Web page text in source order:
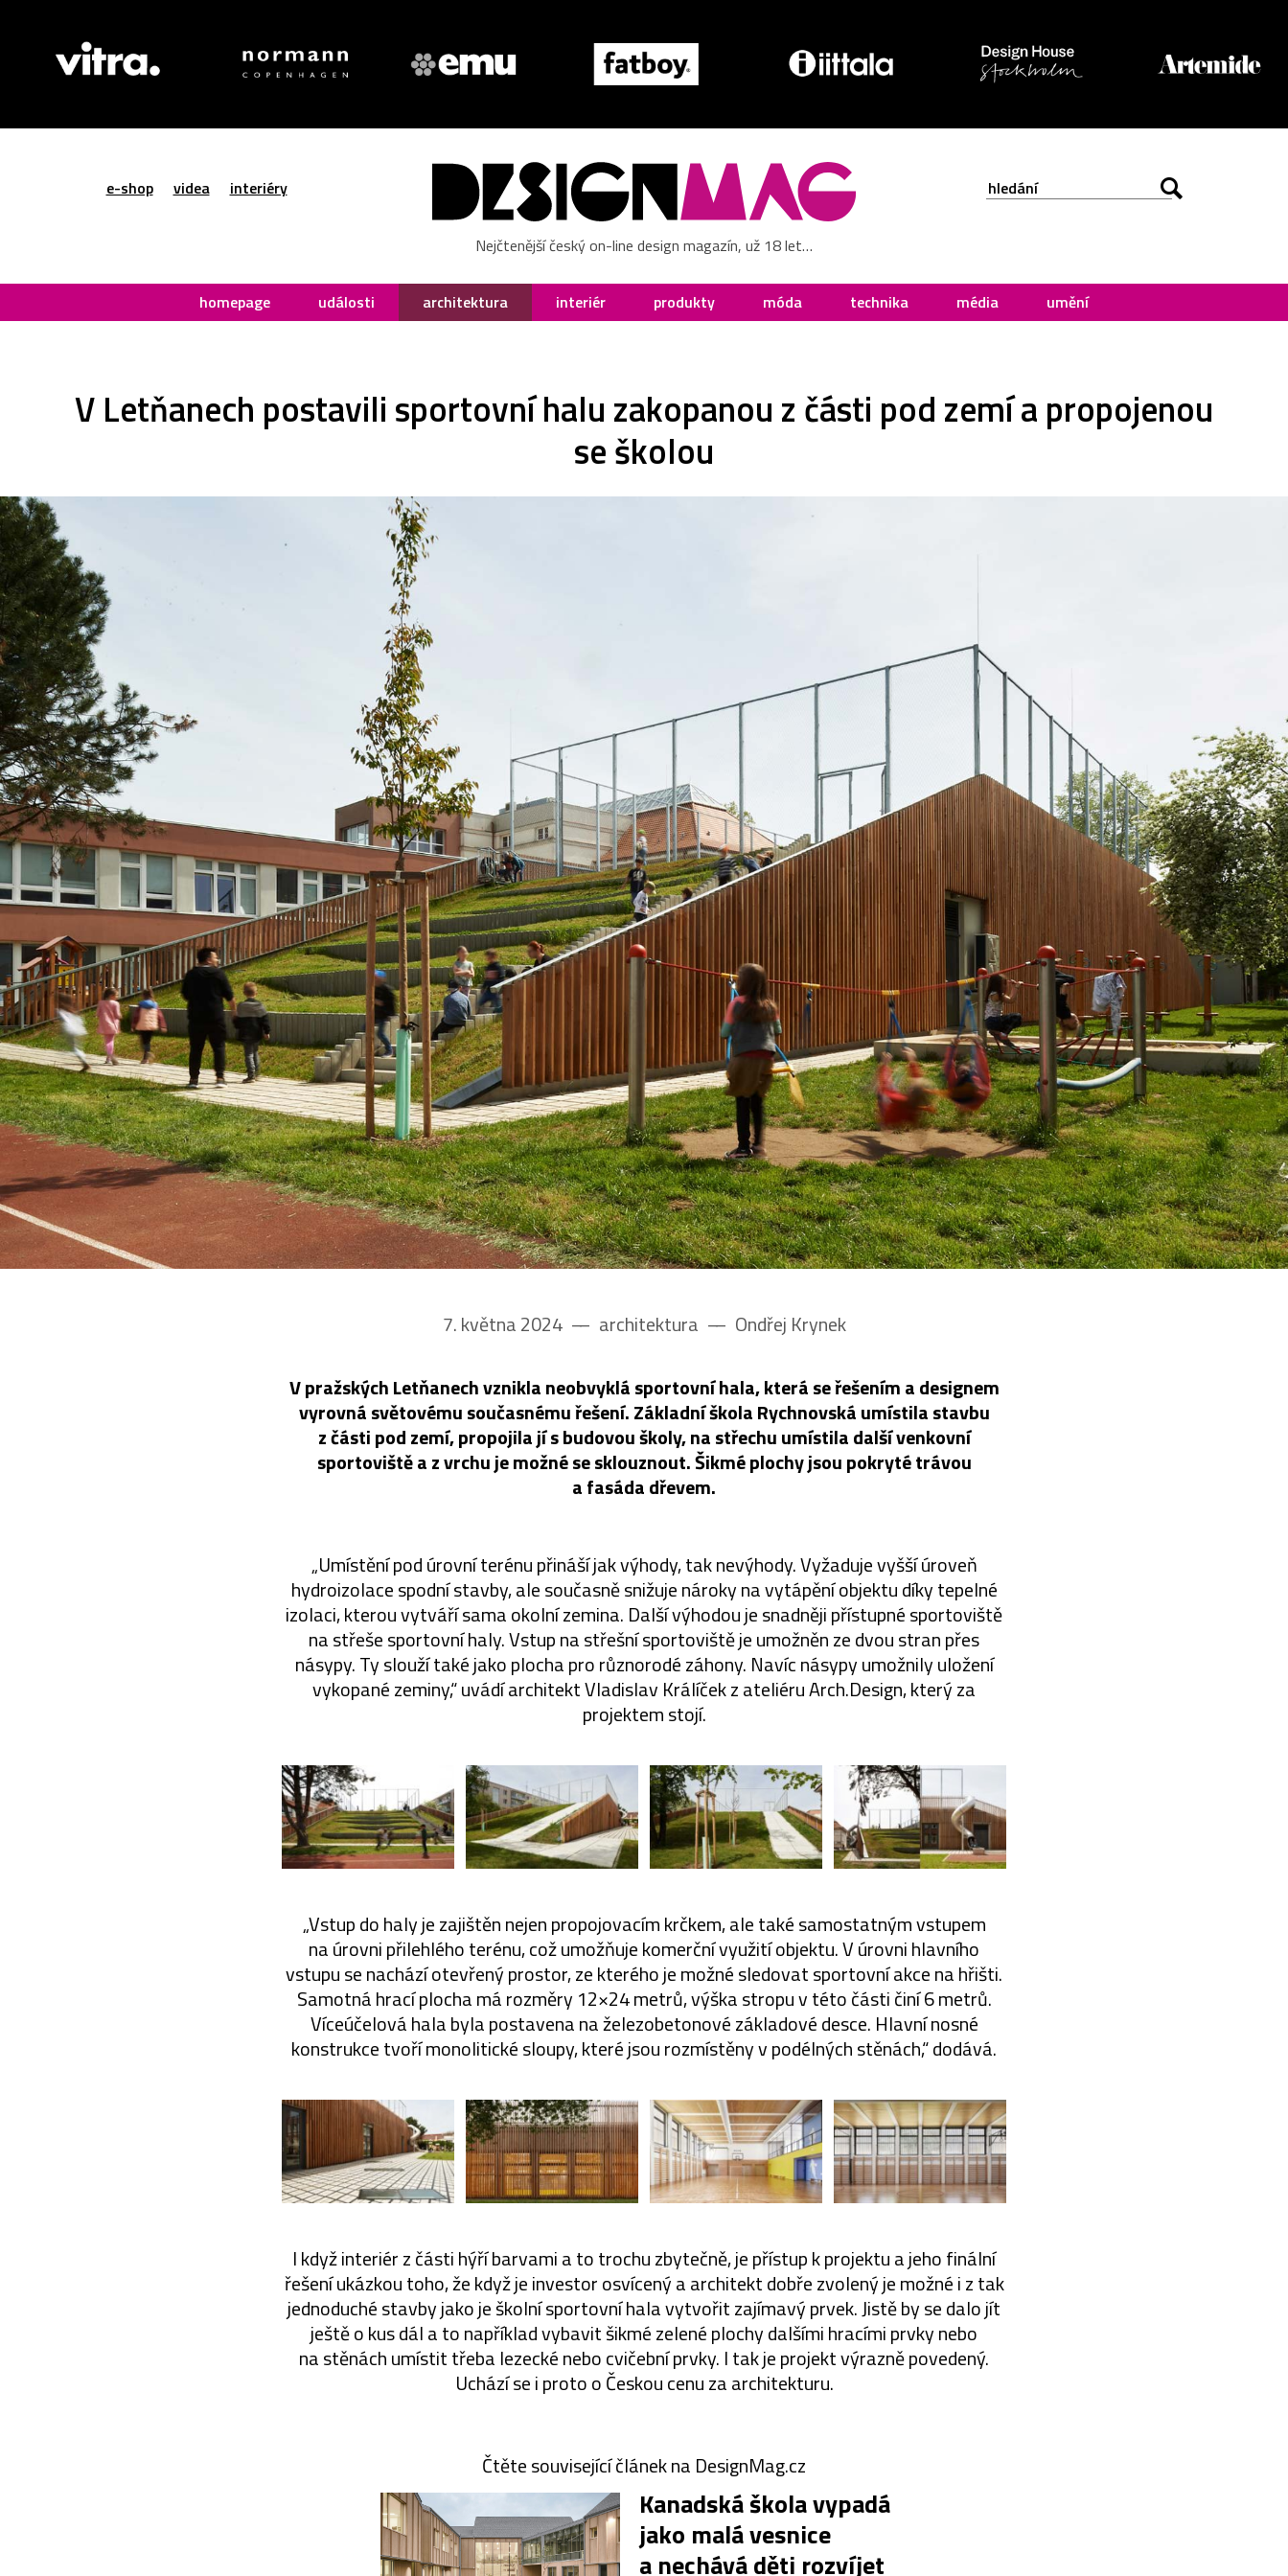
e-shop videa interiéry
Nejčtenější český on-line design magazín, už 18 let…
homepage události architektura interiér produkty móda technika média umění
V Letňanech postavili sportovní halu zakopanou z části pod zemí a propojenou
se školou
7. května 2024 –– architektura –– Ondřej Krynek
V pražských Letňanech vznikla neobvyklá sportovní hala, která se řešením a designem
vyrovná světovému současnému řešení. Základní škola Rychnovská umístila stavbu
z části pod zemí, propojila jí s budovou školy, na střechu umístila další venkovní
sportoviště a z vrchu je možné se sklouznout. Šikmé plochy jsou pokryté trávou
a fasáda dřevem.
„Umístění pod úrovní terénu přináší jak výhody, tak nevýhody. Vyžaduje vyšší úroveň
hydroizolace spodní stavby, ale současně snižuje nároky na vytápění objektu díky tepelné
izolaci, kterou vytváří sama okolní zemina. Další výhodou je snadněji přístupné sportoviště
na střeše sportovní haly. Vstup na střešní sportoviště je umožněn ze dvou stran přes
násypy. Ty slouží také jako plocha pro různorodé záhony. Navíc násypy umožnily uložení
vykopané zeminy,“ uvádí architekt Vladislav Králíček z ateliéru Arch.Design, který za
projektem stojí.
„Vstup do haly je zajištěn nejen propojovacím krčkem, ale také samostatným vstupem
na úrovni přilehlého terénu, což umožňuje komerční využití objektu. V úrovni hlavního
vstupu se nachází otevřený prostor, ze kterého je možné sledovat sportovní akce na hřišti.
Samotná hrací plocha má rozměry 12×24 metrů, výška stropu v této části činí 6 metrů.
Víceúčelová hala byla postavena na železobetonové základové desce. Hlavní nosné
konstrukce tvoří monolitické sloupy, které jsou rozmístěny v podélných stěnách,“ dodává.
I když interiér z části hýří barvami a to trochu zbytečně, je přístup k projektu a jeho finální
řešení ukázkou toho, že když je investor osvícený a architekt dobře zvolený je možné i z tak
jednoduché stavby jako je školní sportovní hala vytvořit zajímavý prvek. Jistě by se dalo jít
ještě o kus dál a to například vybavit šikmé zelené plochy dalšími hracími prvky nebo
na stěnách umístit třeba lezecké nebo cvičební prvky. I tak je projekt výrazně povedený.
Uchází se i proto o Českou cenu za architekturu.
Čtěte související článek na DesignMag.cz
Kanadská škola vypadá
jako malá vesnice
a nechává děti rozvíjet